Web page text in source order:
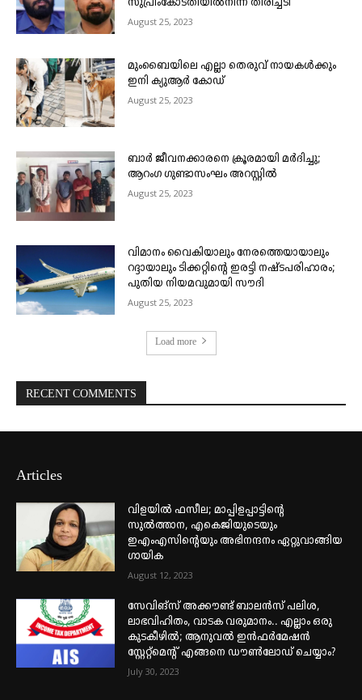
സുപ്രീംകോടതിയിൽനിന്ന് തിരിച്ചടി
August 25, 2023
മുംബൈയിലെ എല്ലാ തെരുവ് നായകൾക്കും
ഇനി ക്യുആർ കോഡ്
August 25, 2023
ബാർ ജീവനക്കാരനെ ക്രൂരമായി മർദിച്ചു;
ആറംഗ ഗുണ്ടാസംഘം അറസ്റ്റിൽ
August 25, 2023
വിമാനം വൈകിയാലും നേരത്തെയായാലും
റദ്ദായാലും ടിക്കറ്റിന്റെ ഇരട്ടി നഷ്ടപരിഹാരം;
പുതിയ നിയമവുമായി സൗദി
August 25, 2023
Load more
RECENT COMMENTS
Articles
വിളയിൽ ഫസീല; മാപ്പിളപ്പാട്ടിന്റെ
സുൽത്താന, എകെജിയുടെയും
ഇഎംഎസിന്റെയും അഭിനന്ദനം ഏറ്റുവാങ്ങിയ
ഗായിക
August 12, 2023
സേവിങ്സ് അക്കൗണ്ട് ബാലൻസ് പലിശ,
ലാഭവിഹിതം, വാടക വരുമാനം.. എല്ലാം ഒരു
കുടകീഴിൽ; ആനുവൽ ഇൻഫർമേഷൻ
സ്റ്റേറ്റ്മെന്റ് എങ്ങനെ ഡൗൺലോഡ് ചെയ്യാം?
July 30, 2023